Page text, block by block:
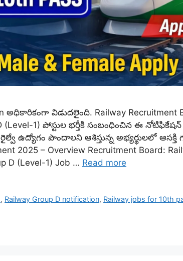
అధికారికంగా విడుదలైంది. Railway Recruitment
(Level-1) పోస్టుల భర్తీకి సంబంధించిన ఈ
ఉద్యోగం పొందాలని ఆశిస్తున్న అభ్యర్థులలో
2025 – Overview Recruitment Board:
D (Level-1) Job … Read more
, Railway Group D notification, Railway jobs for 10th